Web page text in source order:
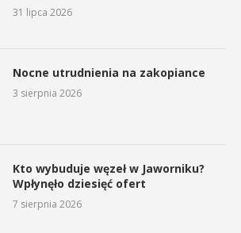
31 lipca 2026
Nocne utrudnienia na zakopiance
3 sierpnia 2026
Kto wybuduje węzeł w Jaworniku?
Wpłynęło dziesięć ofert
7 sierpnia 2026